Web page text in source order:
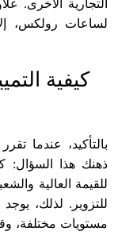
التجارية الأخرى.
لساعات رولكس،
كيفية
بالتأكيد، عندما تقرر
ذهنك هذا السؤال:
للقيمة العالية
للتزوير. لذلك،
مستويات مختلفة،